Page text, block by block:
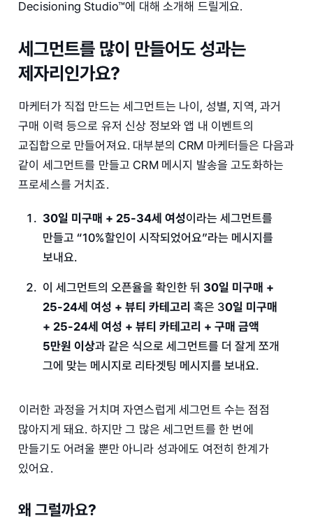
Decisioning Studio™에 대해 소개해 드릴게요.
세그먼트를 많이 만들어도 성과는
제자리인가요?
마케터가 직접 만드는 세그먼트는 나이, 성별, 지역, 과거
구매 이력 등으로 유저 신상 정보와 앱 내 이벤트의
교집합으로 만들어져요. 대부분의 CRM 마케터들은 다음과
같이 세그먼트를 만들고 CRM 메시지 발송을 고도화하는
프로세스를 거치죠.
30일 미구매 + 25-34세 여성이라는 세그먼트를
만들고 “10%할인이 시작되었어요”라는 메시지를
보내요.
이 세그먼트의 오픈율을 확인한 뒤 30일 미구매 +
25-24세 여성 + 뷰티 카테고리 혹은 30일 미구매
+ 25-24세 여성 + 뷰티 카테고리 + 구매 금액
5만원 이상과 같은 식으로 세그먼트를 더 잘게 쪼개
그에 맞는 메시지로 리타겟팅 메시지를 보내요.
이러한 과정을 거치며 자연스럽게 세그먼트 수는 점점
많아지게 돼요. 하지만 그 많은 세그먼트를 한 번에
만들기도 어려울 뿐만 아니라 성과에도 여전히 한계가
있어요.
왜 그럴까요?